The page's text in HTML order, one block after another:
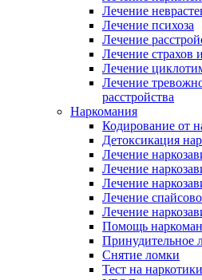
Лечение
Лечение психоза
Лечение
Лечение страхов
Лечение
Лечение
расстройства
Наркомания
Кодирование от
Детоксикация
Лечение
Лечение
Лечение
Лечение
Лечение
Помощь
Принудительное
Снятие ломки
Тест на